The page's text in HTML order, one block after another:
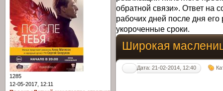
обратной связи». Ответ на
рабочих дней после дня
укороченные сроки.
Широкая
Дата: 21-02-2014, 12:40
1285
12-05-2017, 12:11